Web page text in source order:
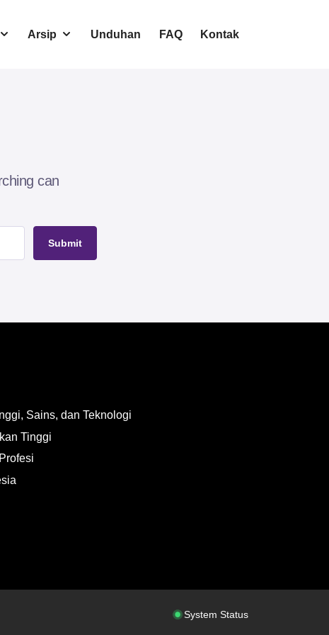
Arsip Unduhan FAQ Kontak
can
Submit
Sains, dan Teknologi
Tinggi
System Status